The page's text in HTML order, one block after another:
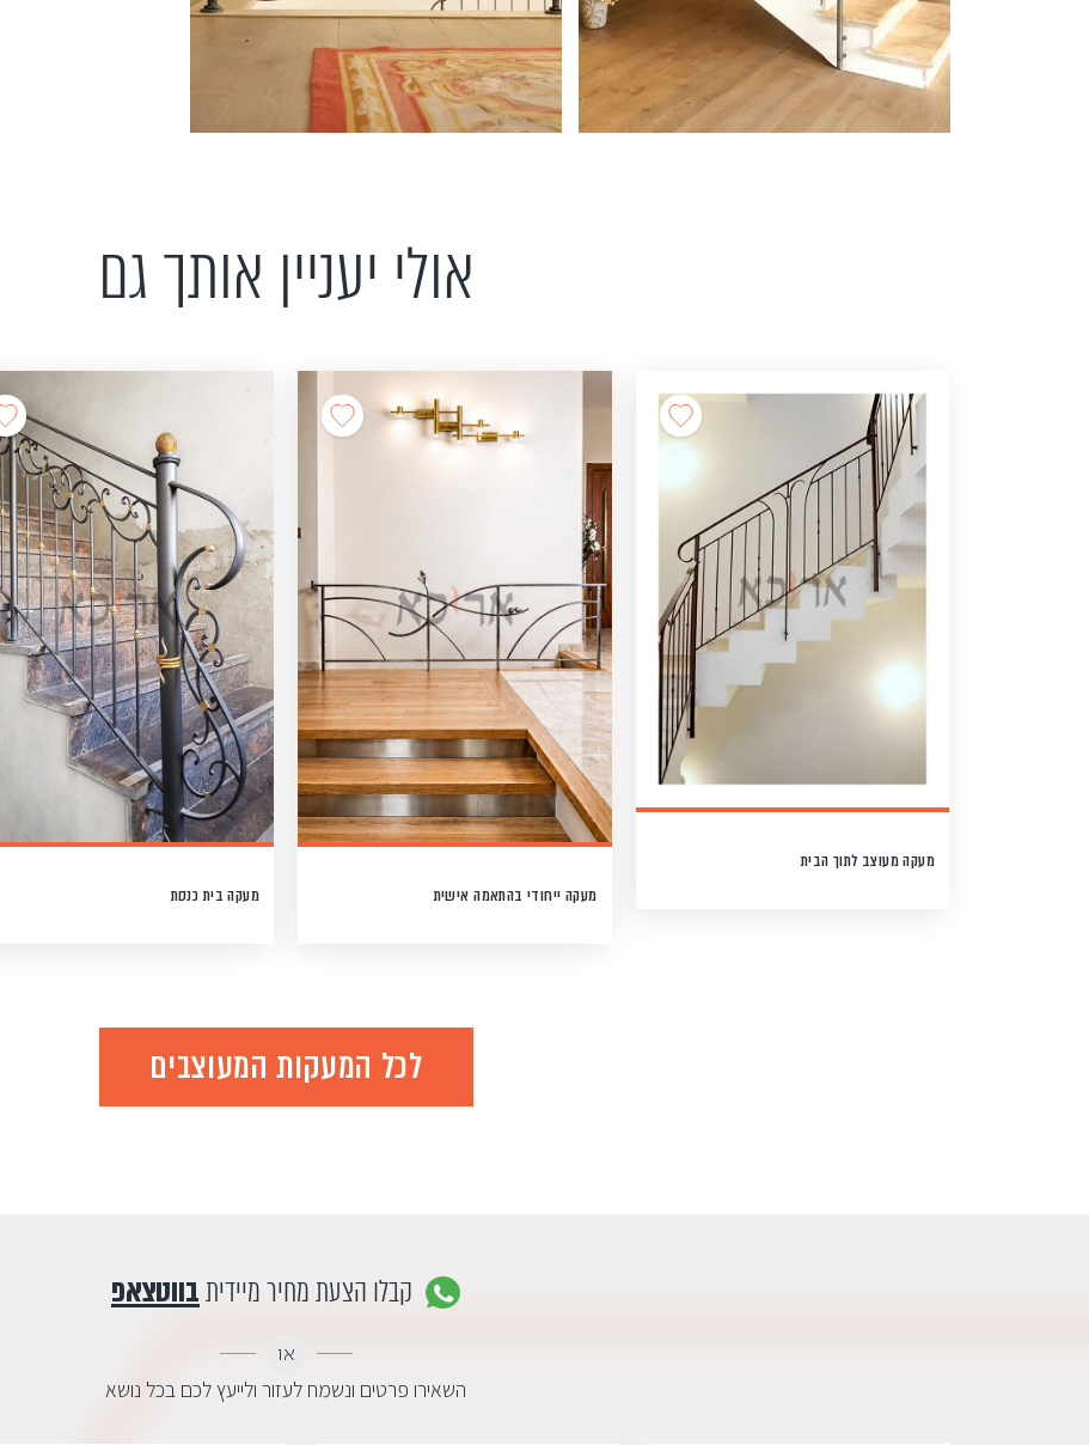
אולי יעניין אותך גם
מעקה מעוצב לתוך הבית
מעקה ייחודי בהתאמה אישית
מעקה בית כנסת
לכל המעקות המעוצבים
קבלו הצעת מחיר מיידיתבווטצאפ
או
השאירו פרטים ונשמח לעזור ולייעץ לכם בכל נושא